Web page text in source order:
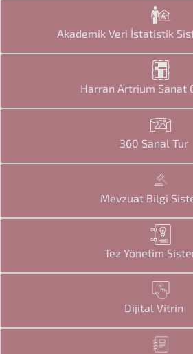
Akademik Veri İstatistik
Harran Artrium Sanat
360 Sanal Tur
Mevzuat Bilgi
Tez Yönetim
Dijital Vitrin